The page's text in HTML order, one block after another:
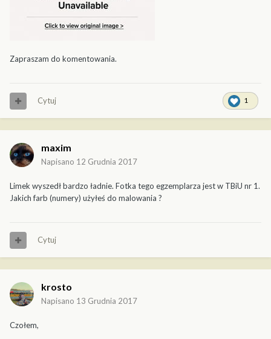
Zapraszam do komentowania.
1
Cytuj
maxim
Napisano 12 Grudnia 2017
Limek wyszedł bardzo ładnie. Fotka tego egzemplarza jest w TBiU nr 1.
Jakich farb (numery) użyłeś do malowania ?
Cytuj
krosto
Napisano 13 Grudnia 2017
Czołem,